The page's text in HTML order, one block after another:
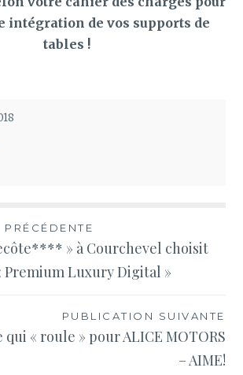
intégration de vos supports de
tables !
» à Courchevel choisit
Premium Luxury Digital »
PUBLICATION SUIVANTE
« roule » pour ALICE MOTORS
– AIME!